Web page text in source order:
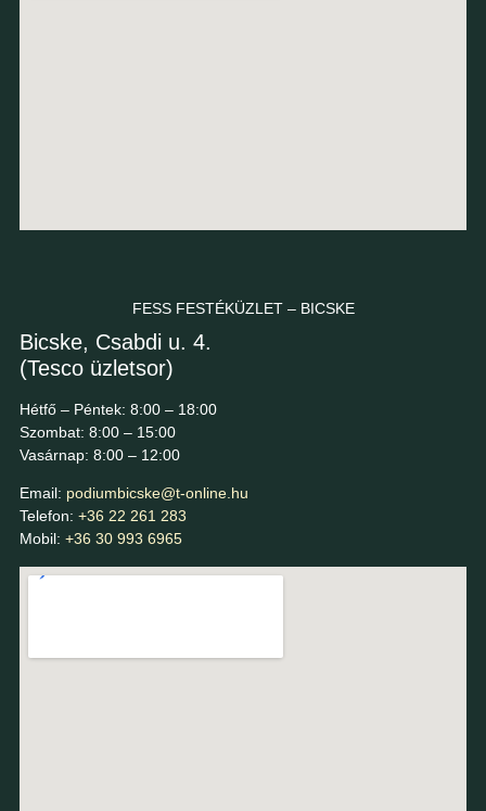
FESS FESTÉKÜZLET – BICSKE
Bicske, Csabdi u. 4.
(Tesco üzletsor)
Hétfő – Péntek: 8:00 – 18:00
Szombat: 8:00 – 15:00
Vasárnap: 8:00 – 12:00
Email: podiumbicske@t-online.hu
Telefon: +36 22 261 283
Mobil: +36 30 993 6965